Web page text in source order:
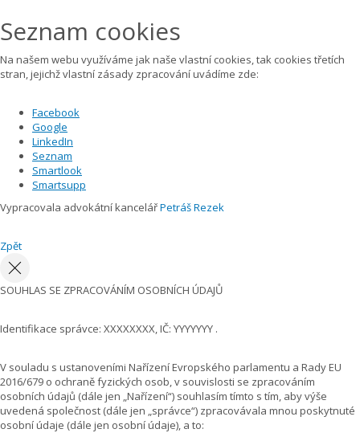
Seznam cookies
Na našem webu využíváme jak naše vlastní cookies, tak cookies třetích
stran, jejichž vlastní zásady zpracování uvádíme zde:
Facebook
Google
LinkedIn
Seznam
Smartlook
Smartsupp
Vypracovala advokátní kancelářPetráš Rezek
Zpět
SOUHLAS SE ZPRACOVÁNÍM OSOBNÍCH ÚDAJŮ
Identifikace správce: XXXXXXXX, IČ: YYYYYYY .
V souladu s ustanoveními Nařízení Evropského parlamentu a Rady EU
2016/679 o ochraně fyzických osob, v souvislosti se zpracováním
osobních údajů (dále jen „Nařízení“) souhlasím tímto s tím, aby výše
uvedená společnost (dále jen „správce“) zpracovávala mnou poskytnuté
osobní údaje (dále jen osobní údaje), a to: